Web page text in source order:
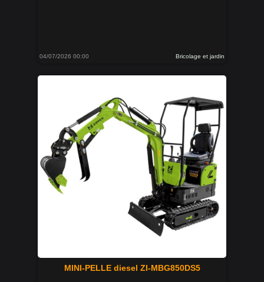
04/07/2026 00:00 Bricolage et jardin
MINI-PELLE diesel ZI-MBG850DS5